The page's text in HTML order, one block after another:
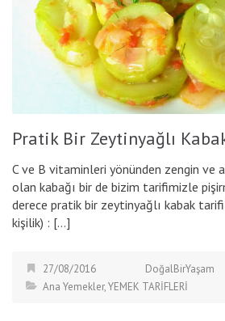
Pratik Bir Zeytinyağlı
C ve B vitaminleri yönünden zengin ve
olan kabağı bir de bizim tarifimizle
derece pratik bir zeytinyağlı kabak
kişilik) : […]
27/08/2016
DoğalBirYaşam
Ana Yemekler,YEMEK TARİFLERİ